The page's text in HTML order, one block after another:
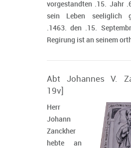
vorgestandten .15. Jahr
sein Leben seeliglich
.1463. den .15.
Regirung ist an seinem
Abt Johannes V.
19v]
Herr
Johann
Zanckher
hebte an